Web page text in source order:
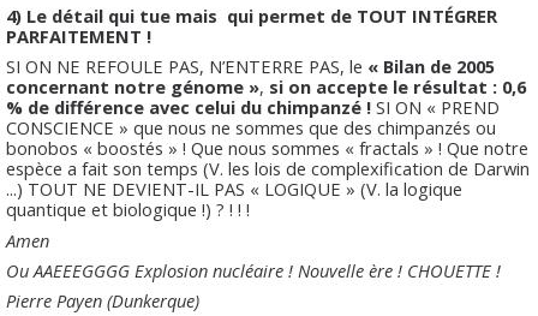
4) Le détail qui tue mais qui permet de TOUT INTÉGRER
PARFAITEMENT !
SI ON NE REFOULE PAS, N’ENTERRE PAS, le « Bilan de 2005
concernant notre génome », si on accepte le résultat : 0,6
% de différence avec celui du chimpanzé ! SI ON « PREND
CONSCIENCE » que nous ne sommes que des chimpanzés ou
bonobos « boostés » ! Que nous sommes « fractals » ! Que notre
espèce a fait son temps (V. les lois de complexification de Darwin
...) TOUT NE DEVIENT-IL PAS « LOGIQUE » (V. la logique
quantique et biologique !) ? ! ! !
Amen
Ou AAEEEGGGG Explosion nucléaire ! Nouvelle ère ! CHOUETTE !
Pierre Payen (Dunkerque)